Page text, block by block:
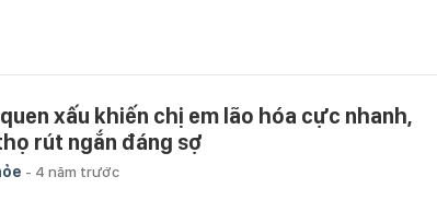
xấu khiến chị em lão hóa cực nhanh,
rút ngắn đáng sợ
- 4 năm trước